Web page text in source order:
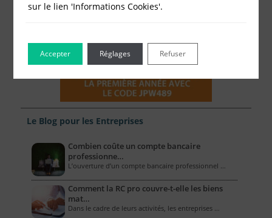
Le Blog pour les Entreprises
Combien coûte un compte bancaire
professionne…
L’ouverture d’un compte bancaire professionnel …
Comment la RC pro couvre-t-elle les biens
mat…
Dans le cadre de leurs activités, les entreprises …
sur le lien 'Informations Cookies'.
Accepter Refuser
Réglages